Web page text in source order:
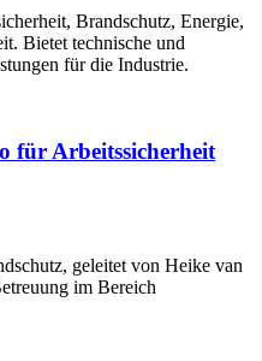
Brandschutz, Energie,
Bietet technische und
für die Industrie.
für Arbeitssicherheit
geleitet von Heike van
im Bereich